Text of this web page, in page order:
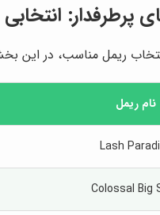
پرطرفدار: انتخابی
ریمل مناسب، در این
نام ریمل
Lash
Colossal Big